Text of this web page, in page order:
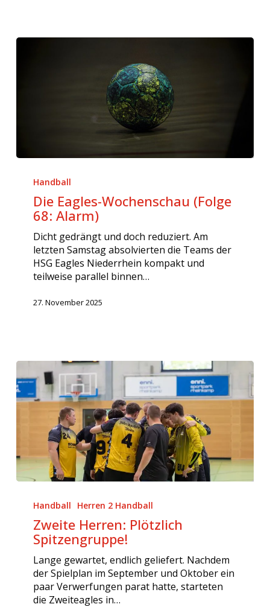
Eagles-
(Folge
Alarm)
Handball
Die Eagles-Wochenschau (Folge
68: Alarm)
Dicht gedrängt und doch reduziert. Am
letzten Samstag absolvierten die Teams der
HSG Eagles Niederrhein kompakt und
teilweise parallel binnen…
27. November 2025
Herren:
Spitzengruppe!
Handball Herren 2 Handball
Zweite Herren: Plötzlich
Spitzengruppe!
Lange gewartet, endlich geliefert. Nachdem
der Spielplan im September und Oktober ein
paar Verwerfungen parat hatte, starteten
die Zweiteagles in…